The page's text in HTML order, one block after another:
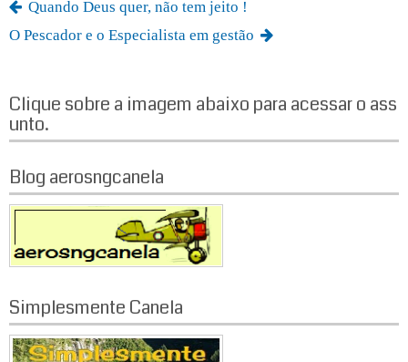
Quando Deus quer, não tem jeito !
O Pescador e o Especialista em gestão
Clique sobre a imagem abaixo para acessar o ass
unto.
Blog aerosngcanela
Simplesmente Canela